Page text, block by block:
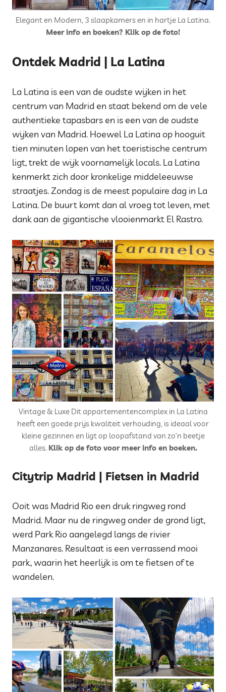
Elegant en Modern, 3 slaapkamers en in hartje La Latina.
Meer info en boeken? Klik op de foto!
Ontdek Madrid | La Latina
La Latina is een van de oudste wijken in het
centrum van Madrid en staat bekend om de vele
authentieke tapasbars en is een van de oudste
wijken van Madrid. Hoewel La Latina op hooguit
tien minuten lopen van het toeristische centrum
ligt, trekt de wijk voornamelijk locals. La Latina
kenmerkt zich door kronkelige middeleeuwse
straatjes. Zondag is de meest populaire dag in La
Latina. De buurt komt dan al vroeg tot leven, met
dank aan de gigantische vlooienmarkt El Rastro.
Vintage & Luxe Dit appartementencomplex in La Latina
heeft een goede prijs kwaliteit verhouding, is ideaal voor
kleine gezinnen en ligt op loopafstand van zo’n beetje
alles. Klik op de foto voor meer info en boeken.
Citytrip Madrid | Fietsen in Madrid
Ooit was Madrid Rio een druk ringweg rond
Madrid. Maar nu de ringweg onder de grond ligt,
werd Park Rio aangelegd langs de rivier
Manzanares. Resultaat is een verrassend mooi
park, waarin het heerlijk is om te fietsen of te
wandelen.